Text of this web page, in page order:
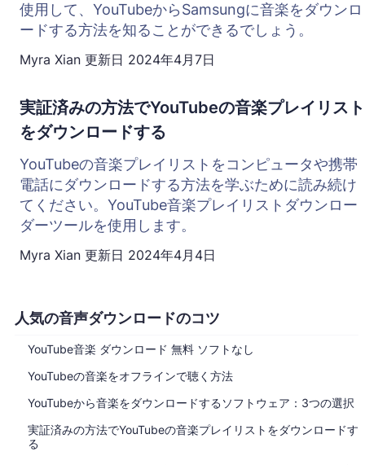
人気の音声ダウンロードのコツ
YouTube音楽 ダウンロード 無料 ソフトなし
YouTubeの音楽をオフラインで聴く方法
YouTubeから音楽をダウンロードするソフトウェア：3つの選択
実証済みの方法でYouTubeの音楽プレイリストをダウンロードす
る
使用して、YouTubeからSamsungに音楽をダウンロ
ードする方法を知ることができるでしょう。
Myra Xian 更新日 2024年4月7日
実証済みの方法でYouTubeの音楽プレイリスト
をダウンロードする
YouTubeの音楽プレイリストをコンピュータや携帯
電話にダウンロードする方法を学ぶために読み続け
てください。YouTube音楽プレイリストダウンロー
ダーツールを使用します。
Myra Xian 更新日 2024年4月4日